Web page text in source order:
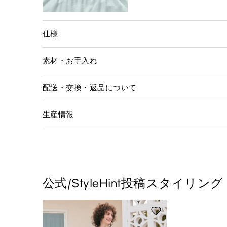
仕様
素材・お手入れ
配送・交換・返品について
生産情報
公式/StyleHint投稿スタイリング